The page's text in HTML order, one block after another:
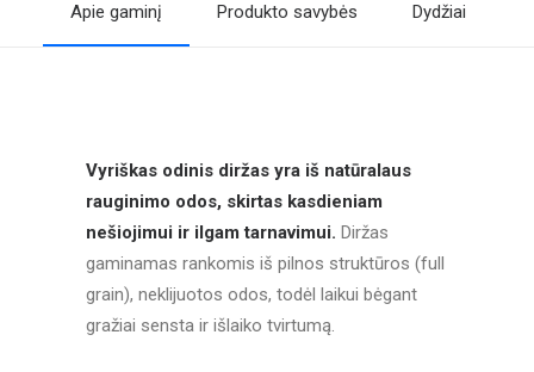
Apie gaminį Produkto savybės Dydžiai
Vyriškas odinis diržas yra iš natūralaus
rauginimo odos, skirtas kasdieniam
nešiojimui ir ilgam tarnavimui. Diržas
gaminamas rankomis iš pilnos struktūros (full
grain), neklijuotos odos, todėl laikui bėgant
gražiai sensta ir išlaiko tvirtumą.